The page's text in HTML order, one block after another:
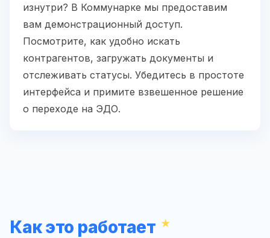
изнутри? В Коммунарке мы предоставим
вам демонстрационный доступ.
Посмотрите, как удобно искать
контрагентов, загружать документы и
отслеживать статусы. Убедитесь в простоте
интерфейса и примите взвешенное решение
о переходе на ЭДО.
Как это работает